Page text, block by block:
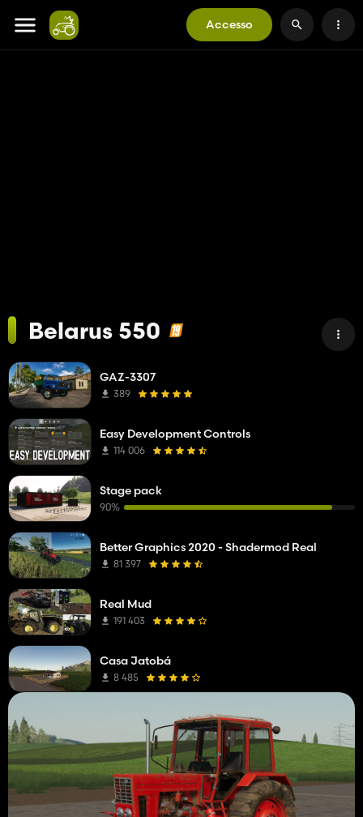
Accesso
Belarus 550
GAZ-3307
389
Easy Development Controls
114 006
Stage pack
90%
Better Graphics 2020 - Shadermod Real
81 397
Real Mud
191 403
Casa Jatobá
8 485